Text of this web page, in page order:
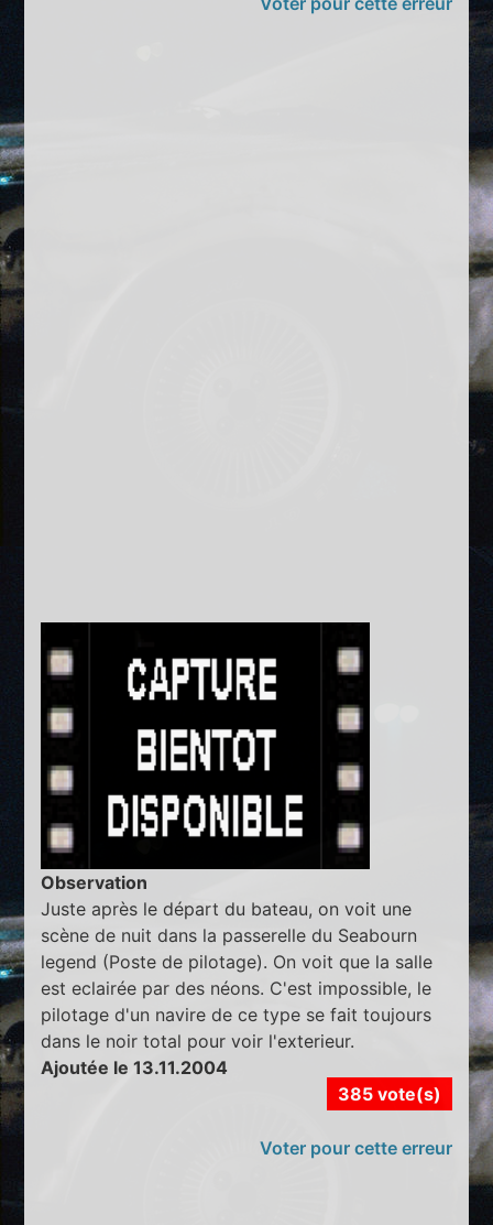
Observation
Juste après le départ du bateau, on voit une
scène de nuit dans la passerelle du Seabourn
legend (Poste de pilotage). On voit que la salle
est eclairée par des néons. C'est impossible, le
pilotage d'un navire de ce type se fait toujours
dans le noir total pour voir l'exterieur.
Ajoutée le 13.11.2004
385 vote(s)
Voter pour cette erreur